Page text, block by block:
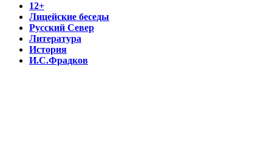
12+
Лицейские беседы
Русский Север
Литература
История
И.С.Фрадков